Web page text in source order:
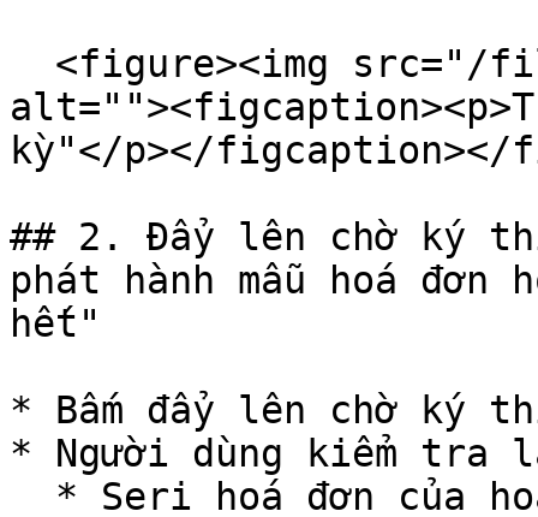
kỳ"</p></figcaption></
## 2. Đẩy lên chờ ký
phát hành mẫu hoá
hết"
* Bấm đẩy lên chờ ký
* Người dùng kiểm tra